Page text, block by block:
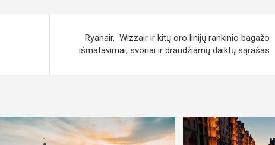
Ryanair, Wizzair ir kitų oro linijų rankinio bagažo
išmatavimai, svoriai ir draudžiamų daiktų sąrašas